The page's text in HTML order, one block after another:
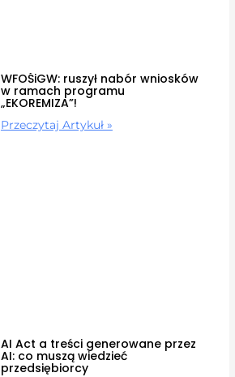
WFOŚiGW: ruszył nabór wniosków
w ramach programu
„EKOREMIZA”!
Przeczytaj Artykuł »
AI Act a treści generowane przez
AI: co muszą wiedzieć
przedsiębiorcy